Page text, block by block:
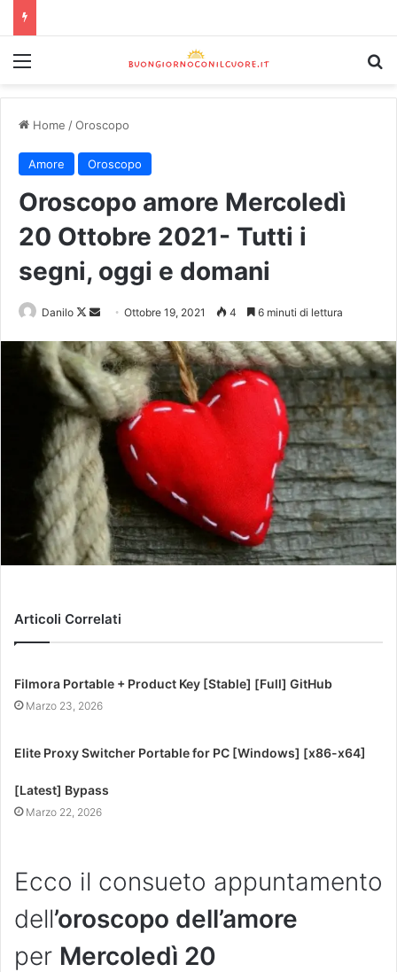
Home /Oroscopo
Amore Oroscopo
Oroscopo amore Mercoledì
20 Ottobre 2021- Tutti i
segni, oggi e domani
Danilo Ottobre 19, 2021 4 6 minuti di lettura
Articoli Correlati
Filmora Portable + Product Key [Stable] [Full] GitHub
Marzo 23, 2026
Elite Proxy Switcher Portable for PC [Windows] [x86-x64]
[Latest] Bypass
Marzo 22, 2026
Ecco il consueto appuntamento
dell’oroscopo dell’amore
per Mercoledì 20